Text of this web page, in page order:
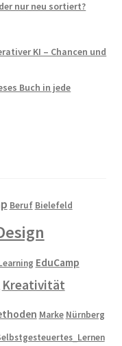
nur neu sortiert?
KI – Chancen und
Buch in jede
Beruf Bielefeld
EduCamp
Kreativität
Marke Nürnberg